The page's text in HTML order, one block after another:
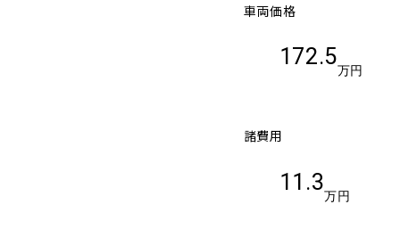
車両価格
172.5
万円
諸費用
11.3
万円